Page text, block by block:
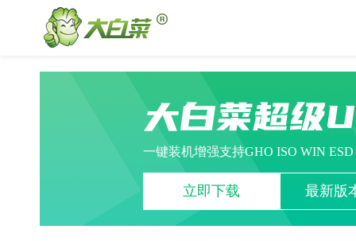
大白菜超级
一键装机增强支持GHO ISO WIN
立即下载 最新版